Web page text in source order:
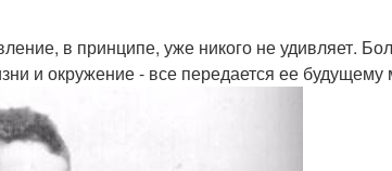
в принципе, уже никого не удивляет.
и окружение - все передается ее